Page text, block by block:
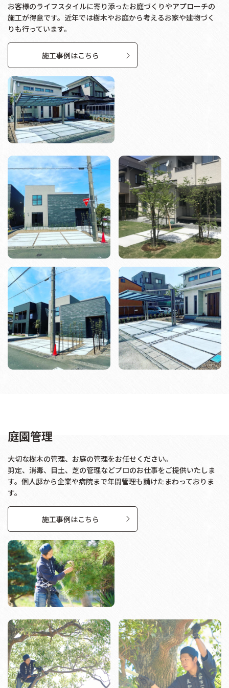
お客様のライフスタイルに寄り添ったお庭づくりやアプローチの
施工が得意です。近年では樹木やお庭から考えるお家や建物づく
りも行っています。
施工事例はこちら
庭園管理
大切な樹木の管理、お庭の管理をお任せください。
剪定、消毒、目土、芝の管理などプロのお仕事をご提供いたしま
す。個人邸から企業や病院まで年間管理も請けたまわっておりま
す。
施工事例はこちら